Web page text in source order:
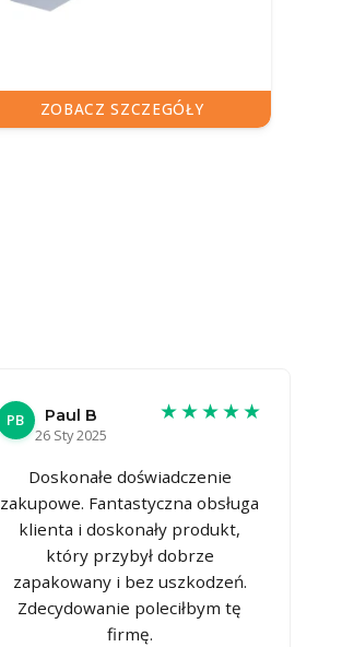
ZOBACZ SZCZEGÓŁY
PB
Paul B
26 Sty 2025
★★★★★
Doskonałe doświadczenie
zakupowe. Fantastyczna obsługa
klienta i doskonały produkt,
który przybył dobrze
zapakowany i bez uszkodzeń.
Zdecydowanie poleciłbym tę
firmę.